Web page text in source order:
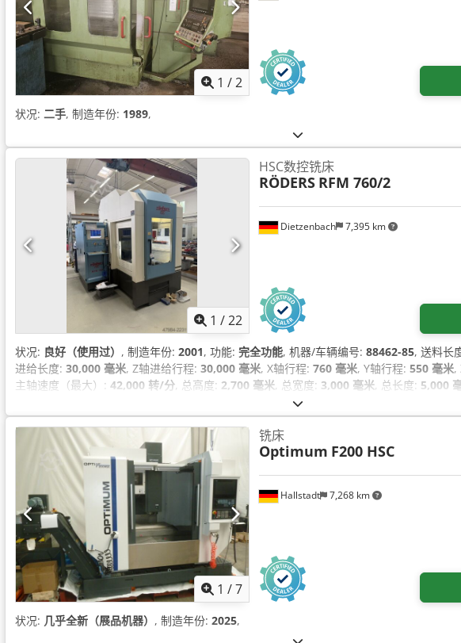
1 /2
状况: 二手, 制造年份: 1989,
1 /22
Dietzenbach 7,395 km
HSC数控铣床
RÖDERS RFM 760/2
状况: 良好（使用过） , 制造年份: 2001, 功能: 完全功能, 机器/车辆编号: 88462-85, 送料长
进给长度: 30,000 毫米, Z轴进给行程: 30,000 毫米, X轴行程: 760 毫米, Y轴行程: 550 毫米,
主轴速度（最大）: 42,000 转/分, 总高度: 2,700 毫米, 总宽度: 3,000 毫米, 总长度: 5,000
, 工件重量（最大）:
RMS 6 VERSION 4.20, 定位精度:0.005 毫米, 设备:文档 / 手册,
1 /7
Hallstadt 7,268 km
铣床
Optimum F200 HSC
状况: 几乎全新（展品机器） , 制造年份: 2025,